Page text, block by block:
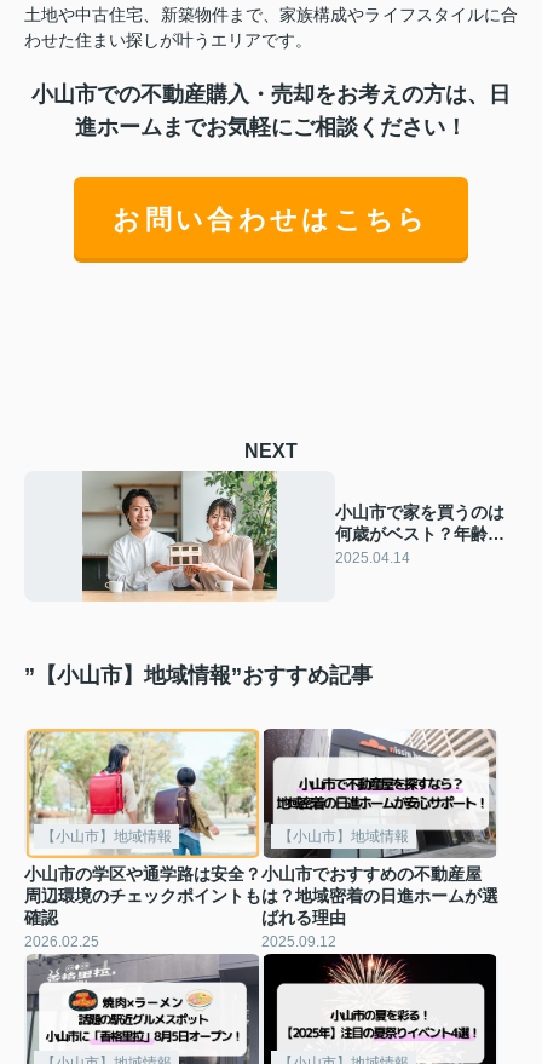
土地や中古住宅、新築物件まで、家族構成やライフスタイルに合
わせた住まい探しが叶うエリアです。
小山市での不動産購入・売却をお考えの方は、日
進ホームまでお気軽にご相談ください！
お問い合わせはこちら
NEXT
小山市で家を買うのは
何歳がベスト？年齢別
購入時期を解説
2025.04.14
”【小山市】地域情報”おすすめ記事
【小山市】地域情報
小山市の学区や通学路は安全？
周辺環境のチェックポイントも
確認
2026.02.25
【小山市】地域情報
小山市でおすすめの不動産屋
は？地域密着の日進ホームが選
ばれる理由
2025.09.12